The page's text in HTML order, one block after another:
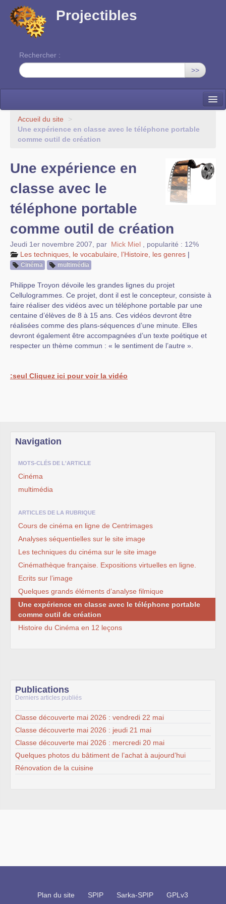
Projectibles
Rechercher :
>>
La ruche
Une classe à projets
Accueil du site
>
Une expérience en classe avec le téléphone portable
comme outil de création
Une expérience en
classe avec le
téléphone portable
comme outil de création
Jeudi 1er novembre 2007 par Mick Miel
popularité : 12%
Les techniques, le vocabulaire, l’Histoire, les genres |
Cinéma multimédia
Philippe Troyon dévoile les grandes lignes du projet
Cellulogrammes. Ce projet, dont il est le concepteur, consiste à
faire réaliser des vidéos avec un téléphone portable par une
centaine d’élèves de 8 à 15 ans. Ces vidéos devront être
réalisées comme des plans-séquences d’une minute. Elles
devront également être accompagnées d’un texte poétique et
respecter un thème commun : « le sentiment de l’autre ».
:seul Cliquez ici pour voir la vidéo
Navigation
MOTS-CLÉS DE L'ARTICLE
Cinéma
multimédia
ARTICLES DE LA RUBRIQUE
Cours de cinéma en ligne de Centrimages
Analyses séquentielles sur le site image
Les techniques du cinéma sur le site image
Cinémathèque française. Expositions virtuelles en ligne.
Ecrits sur l’image
Quelques grands éléments d’analyse filmique
Une expérience en classe avec le téléphone portable
comme outil de création
Histoire du Cinéma en 12 leçons
Publications
Derniers articles publiés
Classe découverte mai 2026 : vendredi 22 mai
Classe découverte mai 2026 : jeudi 21 mai
Classe découverte mai 2026 : mercredi 20 mai
Quelques photos du bâtiment de l’achat à aujourd’hui
Rénovation de la cuisine
Plan du site SPIP Sarka-SPIP GPLv3